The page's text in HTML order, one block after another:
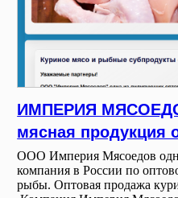
ИМПЕРИЯ
мясная продукция
ООО Империя Мясоедов
компания в России по
рыбы. Оптовая продажа